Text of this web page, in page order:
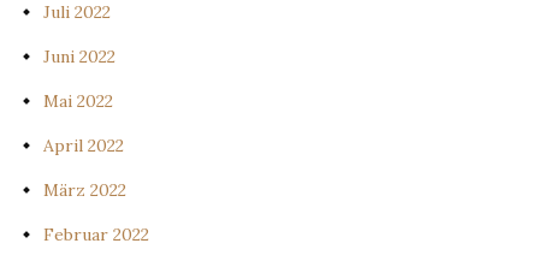
Juli 2022
Juni 2022
Mai 2022
April 2022
März 2022
Februar 2022